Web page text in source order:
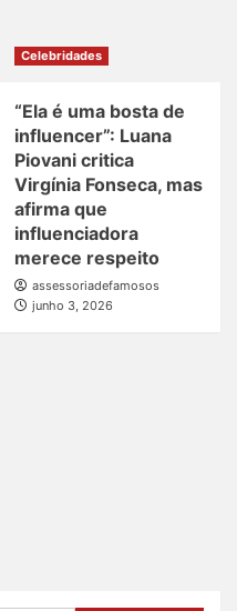
Celebridades
“Ela é uma bosta de
influencer”: Luana
Piovani critica
Virgínia Fonseca, mas
afirma que
influenciadora
merece respeito
assessoriadefamosos
junho 3, 2026